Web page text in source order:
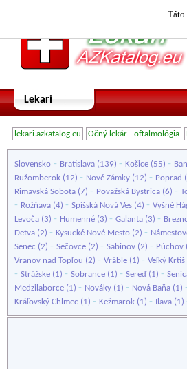
Táto
Lekari
lekari.azkatalog.eu Očný lekár - oftalmológia
Slovensko - Bratislava (139) - Košice (55) -
Ružomberok (12) - Nové Zámky (12) - Poprad
Rimavská Sobota (7) - Považská Bystrica (6) -
- Rožňava (4) - Spišská Nová Ves (4) - Vyšné
Levoča (3) - Humenné (3) - Galanta (3) -
Detva (2) - Kysucké Nové Mesto (2) -
Senec (2) - Sečovce (2) - Sabinov (2) - Púchov
Vranov nad Topľou (2) - Vráble (1) - Veľký Krtíš
- Strážske (1) - Sobrance (1) - Sereď(1) -
Medzilaborce (1) - Nováky (1) - Nová Baňa (1) -
Kráľovský Chlmec (1) - Kežmarok (1) - Ilava (1)